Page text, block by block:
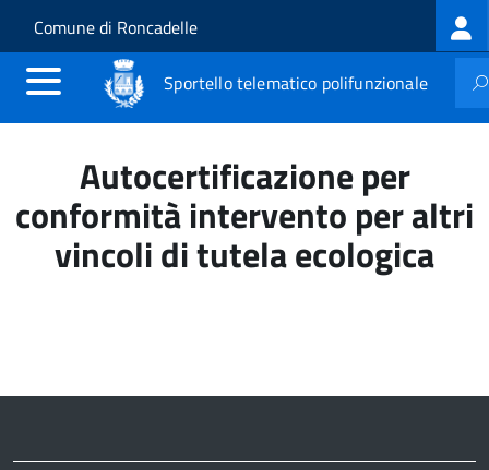
Salta al contenuto principale
Skip to site navigation
Comune di Roncadelle
Sportello telematico polifunzionale
Autocertificazione per
conformità intervento per altri
vincoli di tutela ecologica